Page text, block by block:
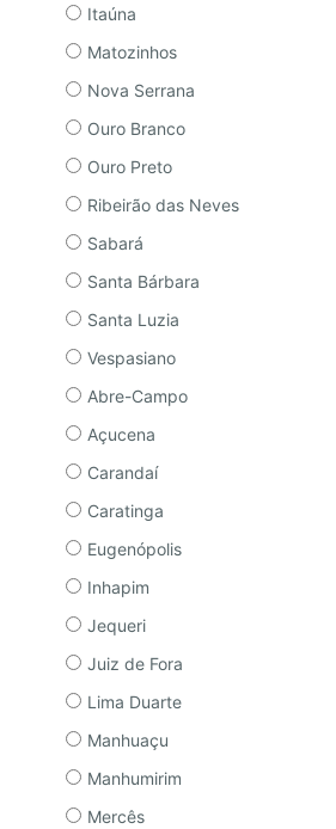
Itaúna
Matozinhos
Nova Serrana
Ouro Branco
Ouro Preto
Ribeirão das Neves
Sabará
Santa Bárbara
Santa Luzia
Vespasiano
Abre-Campo
Açucena
Carandaí
Caratinga
Eugenópolis
Inhapim
Jequeri
Juiz de Fora
Lima Duarte
Manhuaçu
Manhumirim
Mercês